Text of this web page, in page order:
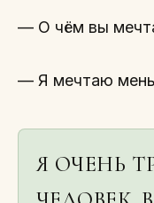
— О чём вы
— Я мечтаю
Я ОЧЕНЬ